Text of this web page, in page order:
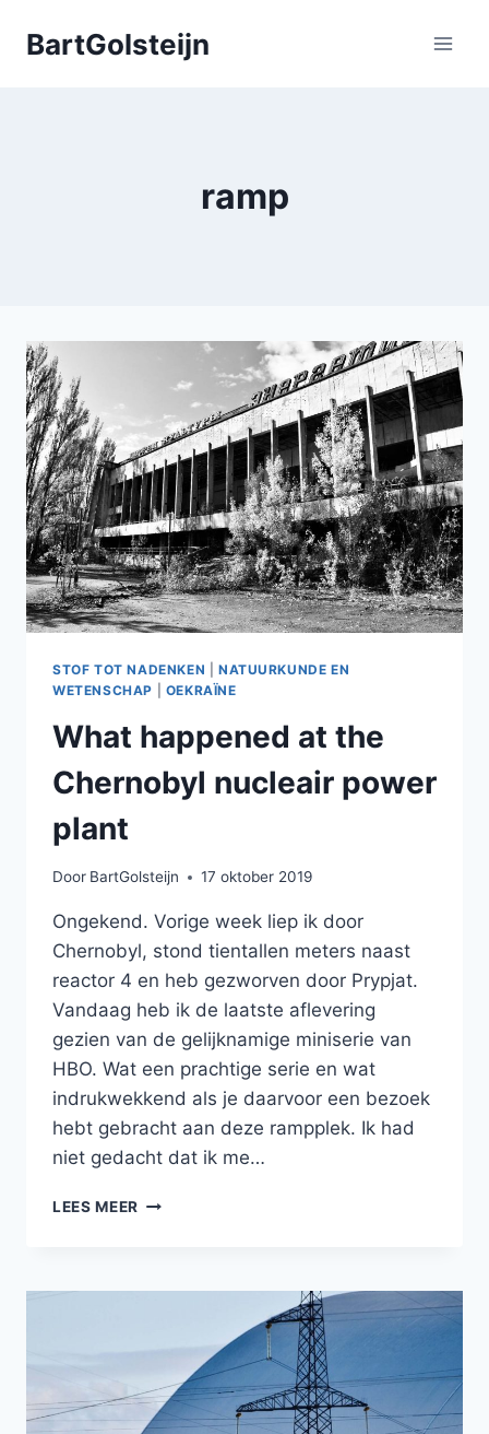
naarBartGolsteijn
ramp
STOF TOT NADENKEN
NATUURKUNDE EN
WETENSCHAP
OEKRAÏNE
What happened at the
Chernobyl nucleair power
plant
Door BartGolsteijn 17 oktober 2019
Ongekend. Vorige week liep ik door
Chernobyl, stond tientallen meters naast
reactor 4 en heb gezworven door Prypjat.
Vandaag heb ik de laatste aflevering
gezien van de gelijknamige miniserie van
HBO. Wat een prachtige serie en wat
indrukwekkend als je daarvoor een bezoek
hebt gebracht aan deze rampplek. Ik had
niet gedacht dat ik me…
LEES MEER WHAT
CHERNOBYL